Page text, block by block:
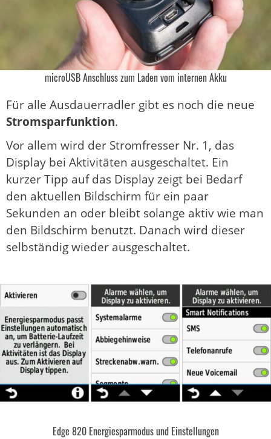
microUSB Anschluss zum Laden vom internen Akku
Für alle Ausdauerradler gibt es noch die neue
Stromsparfunktion.
Vor allem wird der Stromfresser Nr. 1, das
Display bei Aktivitäten ausgeschaltet. Ein
kurzer Tipp auf das Display zeigt bei Bedarf
den aktuellen Bildschirm für ein paar
Sekunden an oder bleibt solange aktiv wie man
den Bildschirm benutzt. Danach wird dieser
selbständig wieder ausgeschaltet.
Edge 820 Energiesparmodus und Einstellungen